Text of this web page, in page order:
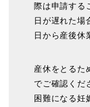
際は申請する
日が遅れた場
日から産後休
産休をとるた
でご確認くだ
困難になる妊